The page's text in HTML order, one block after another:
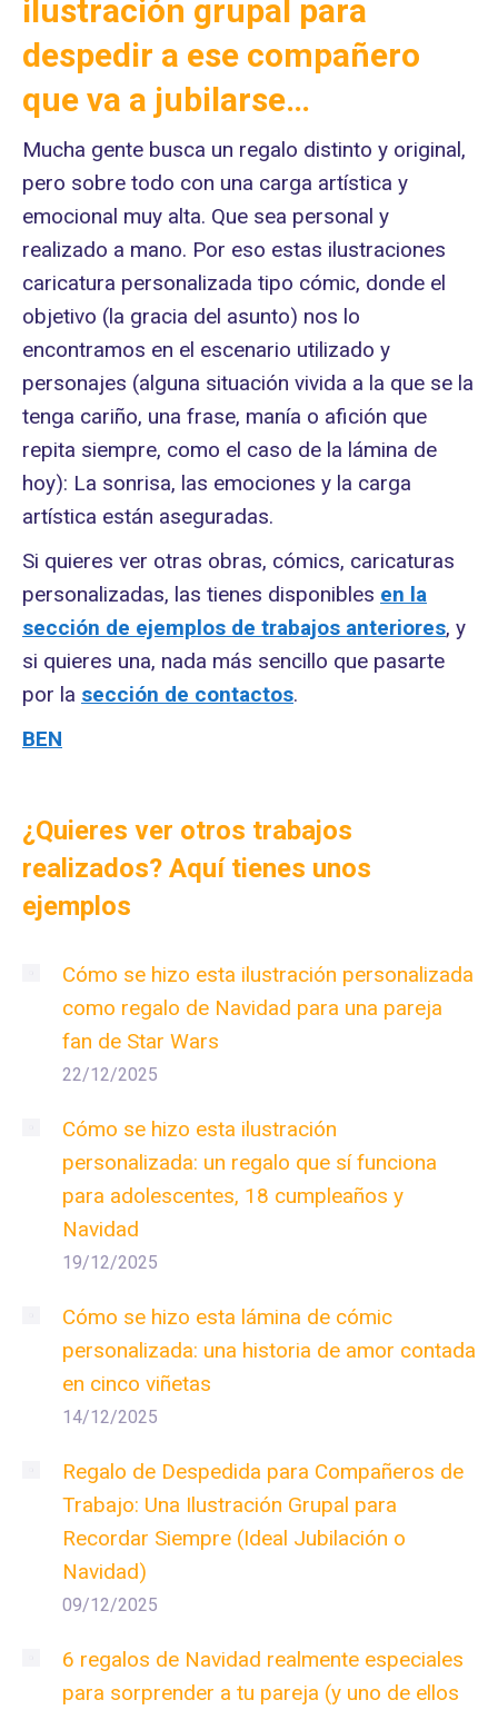
ilustración grupal para
despedir a ese compañero
que va a jubilarse…
Mucha gente busca un regalo distinto y original,
pero sobre todo con una carga artística y
emocional muy alta. Que sea personal y
realizado a mano. Por eso estas ilustraciones
caricatura personalizada tipo cómic, donde el
objetivo (la gracia del asunto) nos lo
encontramos en el escenario utilizado y
personajes (alguna situación vivida a la que se la
tenga cariño, una frase, manía o afición que
repita siempre, como el caso de la lámina de
hoy): La sonrisa, las emociones y la carga
artística están aseguradas.
Si quieres ver otras obras, cómics, caricaturas
personalizadas, las tienes disponibles en la
sección de ejemplos de trabajos anteriores, y
si quieres una, nada más sencillo que pasarte
por la sección de contactos.
BEN
¿Quieres ver otros trabajos
realizados? Aquí tienes unos
ejemplos
Cómo se hizo esta ilustración personalizada
como regalo de Navidad para una pareja
fan de Star Wars
22/12/2025
Cómo se hizo esta ilustración
personalizada: un regalo que sí funciona
para adolescentes, 18 cumpleaños y
Navidad
19/12/2025
Cómo se hizo esta lámina de cómic
personalizada: una historia de amor contada
en cinco viñetas
14/12/2025
Regalo de Despedida para Compañeros de
Trabajo: Una Ilustración Grupal para
Recordar Siempre (Ideal Jubilación o
Navidad)
09/12/2025
6 regalos de Navidad realmente especiales
para sorprender a tu pareja (y uno de ellos